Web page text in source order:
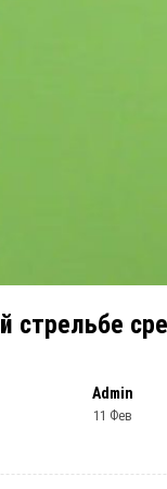
стрельбе
Admin
11 Фев